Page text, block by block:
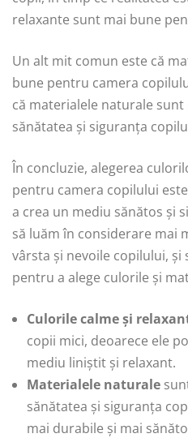
relaxante sunt mai bune
Un alt mit comun este că
bune pentru camera
că materialele naturale
sănătatea și siguranța
În concluzie, alegerea
pentru camera copilului
a crea un mediu sănătos și
să luăm în considerare mai
vârsta și nevoile copilului, și
pentru a alege culorile și
Culorile calme și
copii mici, deoarece ele
mediu liniștit și relaxant.
Materialele naturale
sănătatea și siguranța
mai durabile și mai